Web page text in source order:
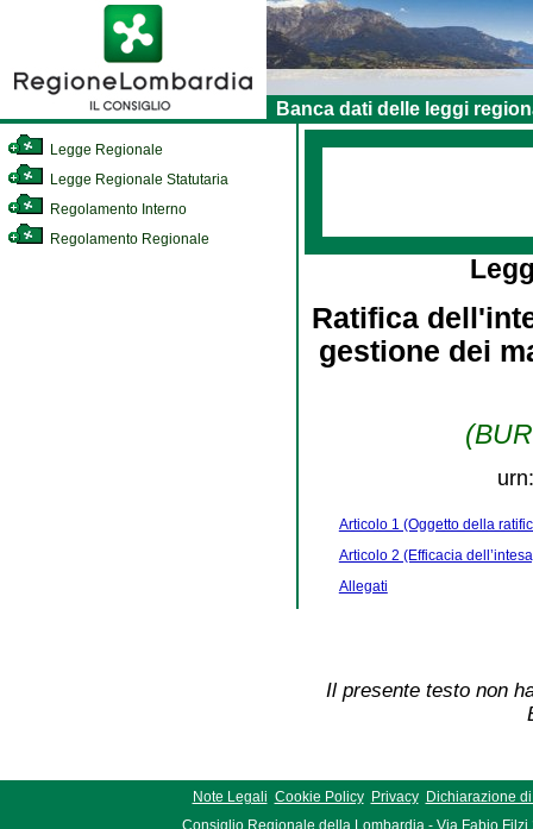
Banca dati delle leggi
Legge Regionale
Legge Regionale Statutaria
Regolamento Interno
Regolamento Regionale
Ratifica
gestione dei
Articolo 1 (Oggetto della
Articolo 2 (Efficacia
Allegati
Il presente testo non
Note Legali Cookie Policy Privacy
Dichiarazione
Consiglio Regionale della Lombardia - Via Fabio Filzi